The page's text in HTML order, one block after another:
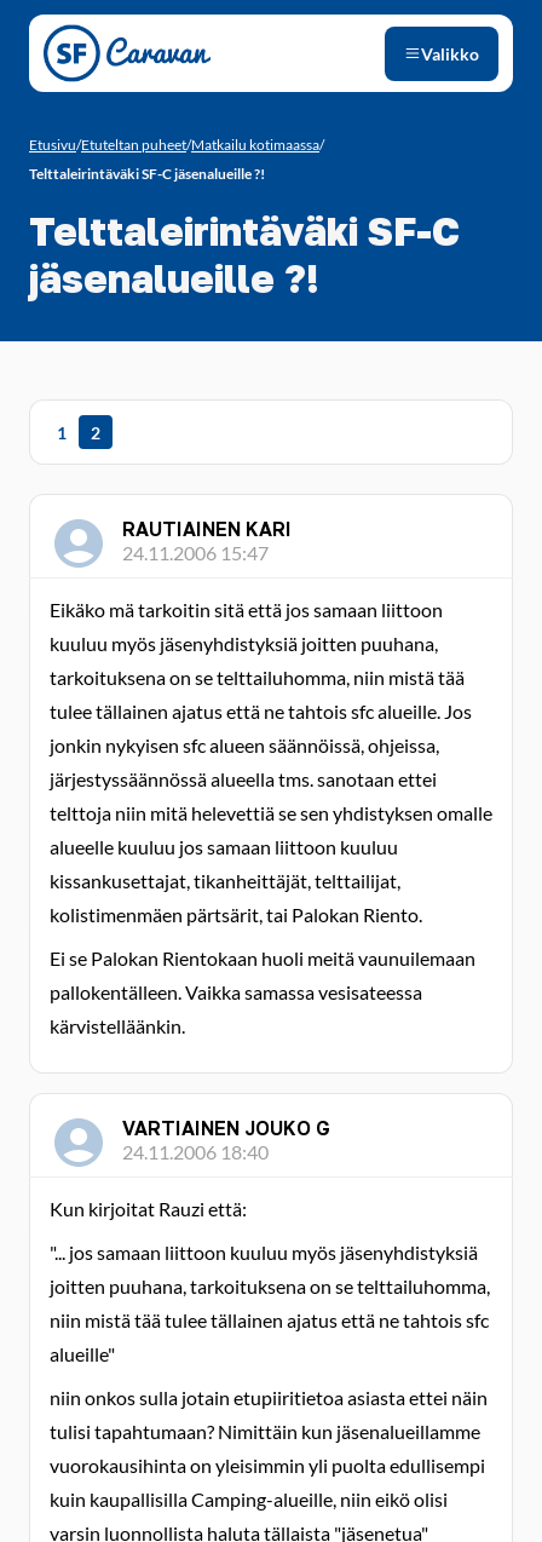
Siirry sivun sisältöön
Valikko
Etusivu/Etuteltan puheet/Matkailu kotimaassa/
Telttaleirintäväki SF-C jäsenalueille ?!
Telttaleirintäväki SF-C
jäsenalueille ?!
1 2
RAUTIAINEN KARI
24.11.2006 15:47
Eikäko mä tarkoitin sitä että jos samaan liittoon
kuuluu myös jäsenyhdistyksiä joitten puuhana,
tarkoituksena on se telttailuhomma, niin mistä tää
tulee tällainen ajatus että ne tahtois sfc alueille. Jos
jonkin nykyisen sfc alueen säännöissä, ohjeissa,
järjestyssäännössä alueella tms. sanotaan ettei
telttoja niin mitä helevettiä se sen yhdistyksen omalle
alueelle kuuluu jos samaan liittoon kuuluu
kissankusettajat, tikanheittäjät, telttailijat,
kolistimenmäen pärtsärit, tai Palokan Riento.
Ei se Palokan Rientokaan huoli meitä vaunuilemaan
pallokentälleen. Vaikka samassa vesisateessa
kärvistelläänkin.
VARTIAINEN JOUKO G
24.11.2006 18:40
Kun kirjoitat Rauzi että:
"... jos samaan liittoon kuuluu myös jäsenyhdistyksiä
joitten puuhana, tarkoituksena on se telttailuhomma,
niin mistä tää tulee tällainen ajatus että ne tahtois sfc
alueille"
niin onkos sulla jotain etupiiritietoa asiasta ettei näin
tulisi tapahtumaan? Nimittäin kun jäsenalueillamme
vuorokausihinta on yleisimmin yli puolta edullisempi
kuin kaupallisilla Camping-alueille, niin eikö olisi
varsin luonnollista haluta tällaista "jäsenetua"